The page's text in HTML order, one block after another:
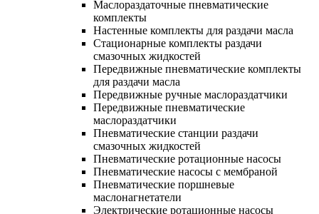
Маслораздаточные пневматические
комплекты
Настенные комплекты для раздачи масла
Стационарные комплекты раздачи
смазочных жидкостей
Передвижные пневматические комплекты
для раздачи масла
Передвижные ручные маслораздатчики
Передвижные пневматические
маслораздатчики
Пневматические станции раздачи
смазочных жидкостей
Пневматические ротационные насосы
Пневматические насосы с мембраной
Пневматические поршневые
маслонагнетатели
Электрические ротационные насосы